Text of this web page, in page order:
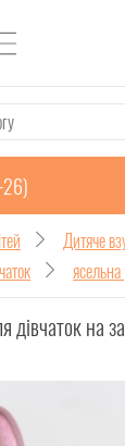
26)
Дитяче
дівчаток на